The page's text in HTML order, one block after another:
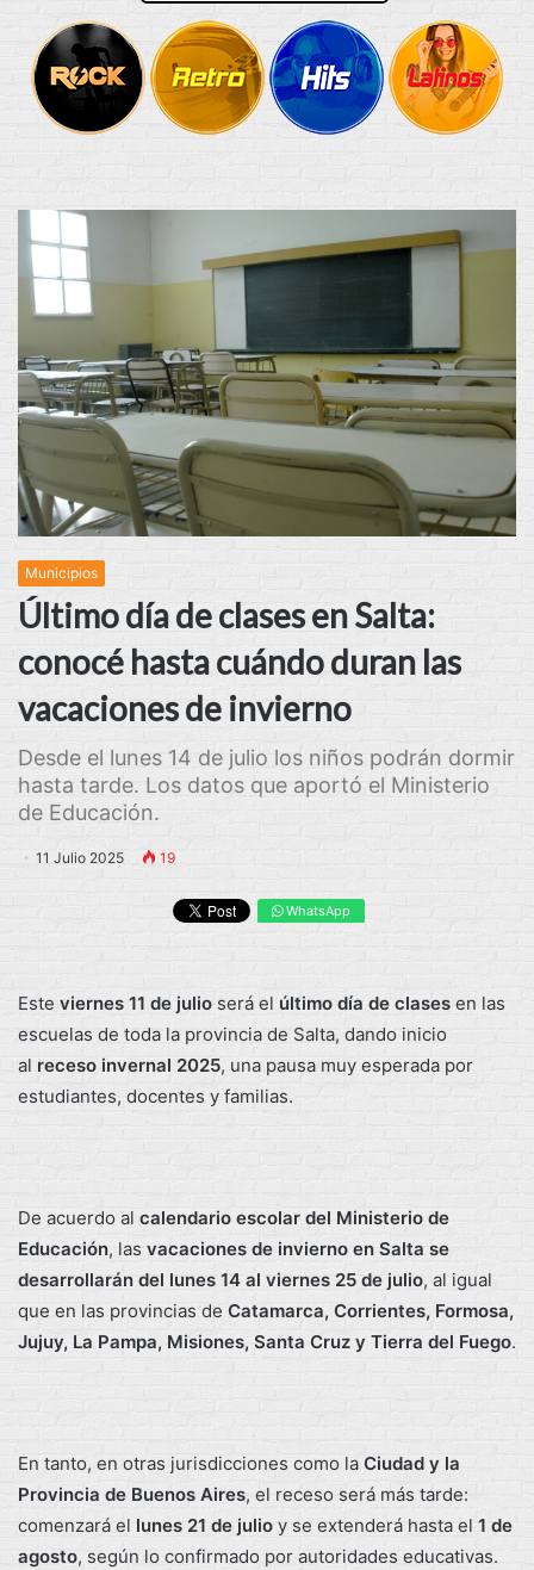
Municipios
Último día de clases en Salta:
conocé hasta cuándo duran las
vacaciones de invierno
Desde el lunes 14 de julio los niños podrán dormir
hasta tarde. Los datos que aportó el Ministerio
de Educación.
11 Julio 2025 19
WhatsApp
Este viernes 11 de julio será el último día de clases en las
escuelas de toda la provincia de Salta, dando inicio
al receso invernal 2025, una pausa muy esperada por
estudiantes, docentes y familias.
De acuerdo al calendario escolar del Ministerio de
Educación, las vacaciones de invierno en Salta se
desarrollarán del lunes 14 al viernes 25 de julio, al igual
que en las provincias de Catamarca, Corrientes, Formosa,
Jujuy, La Pampa, Misiones, Santa Cruz y Tierra del Fuego.
En tanto, en otras jurisdicciones como la Ciudad y la
Provincia de Buenos Aires, el receso será más tarde:
comenzará el lunes 21 de julio y se extenderá hasta el 1 de
agosto, según lo confirmado por autoridades educativas.